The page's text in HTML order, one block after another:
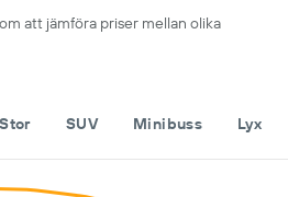
att jämföra priser mellan olika
Stor SUV Minibuss Lyx